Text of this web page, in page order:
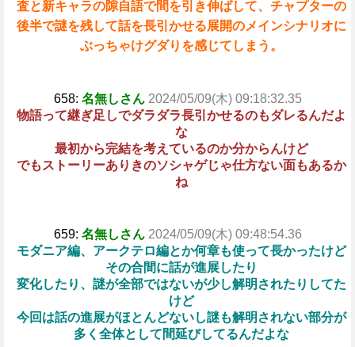
査と新キャラの隙自語で間を引き伸ばして、チャプターの
後半で謎を残して話を長引かせる展開のメインシナリオに
ぶっちゃけグダりを感じてしまう。
658: 名無しさん 2024/05/09(木) 09:18:32.35
物語って継ぎ足しでダラダラ長引かせるのもダレるんだよ
な
最初から完結を考えているのか分からんけど
でもストーリーありきのソシャゲじゃ仕方ない面もあるか
ね
659: 名無しさん 2024/05/09(木) 09:48:54.36
モダニア編、アークテロ編とか何章も使って長かったけど
その合間に話が進展したり
変化したり、謎が全部ではないが少し解明されたりしてた
けど
今回は話の進展がほとんどないし謎も解明されない部分が
多く全体として間延びしてるんだよな